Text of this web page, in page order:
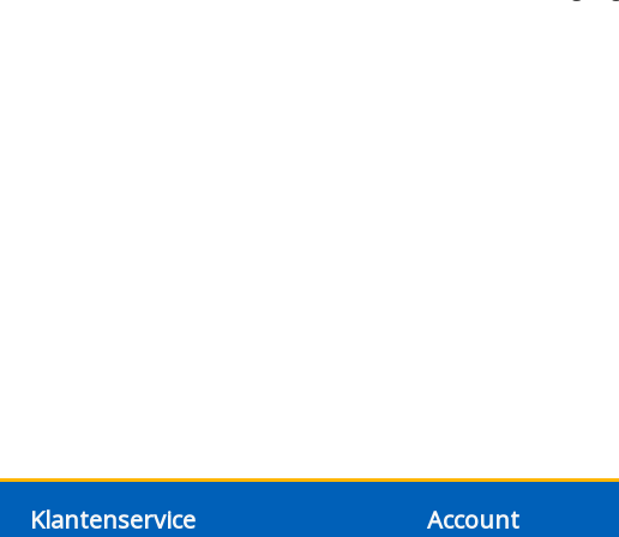
Klantenservice Account